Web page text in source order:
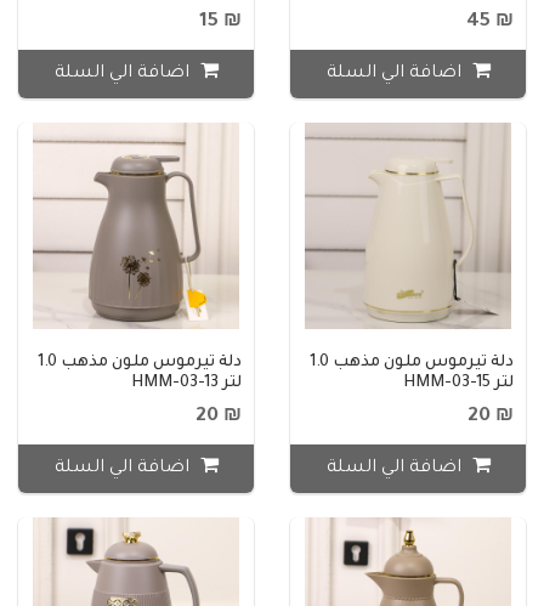
₪ 45
اضافة الي السلة
₪ 15
اضافة الي السلة
دلة تيرموس ملون مذهب 1.0
لتر HMM-03-15
₪ 20
اضافة الي السلة
دلة تيرموس ملون مذهب 1.0
لتر HMM-03-13
₪ 20
اضافة الي السلة